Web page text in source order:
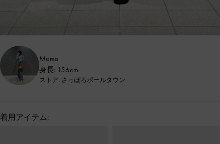
Momo
身長: 156cm
ストア: さっぽろポールタウン
着用アイテム: